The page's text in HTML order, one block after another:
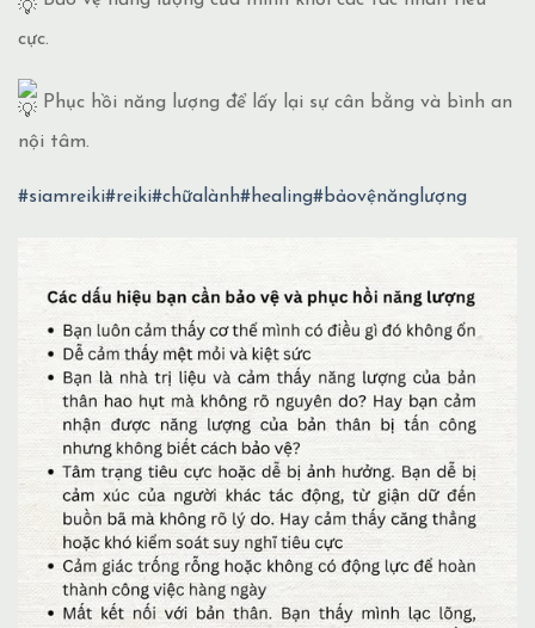
cực.
Phục hồi năng lượng để lấy lại sự cân bằng và bình an
nội tâm.
#siamreiki#reiki#chữalành#healing#bảovệnănglượng